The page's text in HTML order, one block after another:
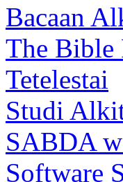
Bacaan
The Bible
Tetelestai
Studi
SABDA
Software